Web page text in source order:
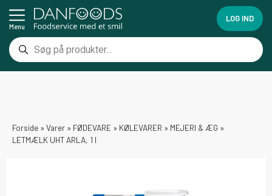
Menu
LOG IND
Forside » Varer » FØDEVARE » KØLEVARER » MEJERI & ÆG »
LETMÆLK UHT ARLA, 1 l